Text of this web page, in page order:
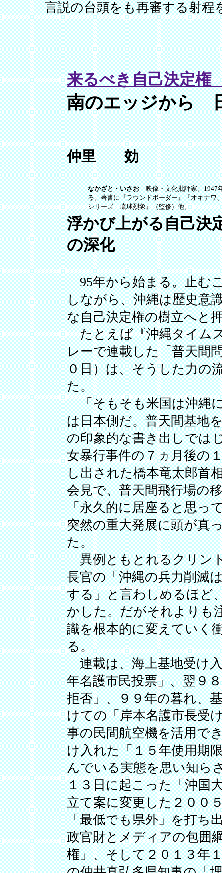
言説の台頭をも再審する射程
来るべき自己決定
南のエッジから
仲里 効
なかざと・いさお映像・文化批評家。1947
る。著書に『ラウンドボーダー』『オキナワ
シリーズ 琉球烈象』（監修）他。
浮かび上がる自己
の深化
95年から始まる。止む
しながら、沖縄は歴史意
な自己決定権の樹立へと
たとえば『沖縄タイム
レーで連載した「普天間
０日）は、そうした力の
た。
「そもそも米国は沖縄
は日本側だ。普天間基地
の印象的な書き出しでは
女暴行事件の７ヵ月後の
し出された橋本竜太郎首
会見で、普天間飛行場の
「永久的に居座ると思っ
突然の重大発展に頭が真
た。
異例ともとれるクリン
長官の「沖縄の兵力削滅
する」と言わしめるほど
かした。だがそれよりも
識を根本的に変えていく
る。
連載は、海上基地受け入
年名護市民投票」、翌９
拒否」、９９年の暮れ、
けての「岸本名護市長受
事の民間航空機を活用で
け入れた「１５年使用期
んでいる実態を思い知ら
１３日に起こった「沖国
立て案に変更した２００
「最低でも県外」を打ち
政官財とメディアの包囲
権」、そして２０１３年